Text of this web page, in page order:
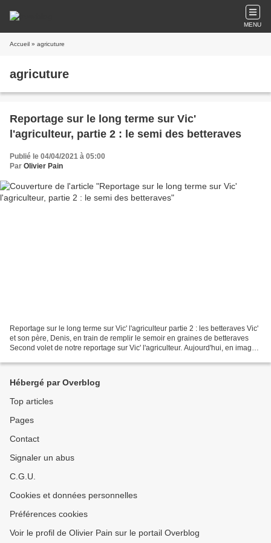
MENU
Accueil » agricuture
agricuture
Reportage sur le long terme sur Vic'
l'agriculteur, partie 2 : le semi des betteraves
Publié le 04/04/2021 à 05:00
Par Olivier Pain
Reportage sur le long terme sur Vic' l'agriculteur partie 2 : les betteraves Vic'
et son père, Denis, en train de remplir le semoir en graines de betteraves
Second volet de notre reportage sur Vic' l'agriculteur. Aujourd'hui, en image,
Hébergé par Overblog
Top articles
Pages
Contact
Signaler un abus
C.G.U.
Cookies et données personnelles
Préférences cookies
Voir le profil de Olivier Pain sur le portail Overblog